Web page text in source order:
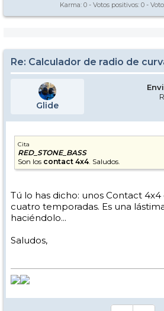
Karma: 0 - Votos positivos: 0 -
Re: Calculador de radio de
Glide
Cita
RED_STONE_BASS
Son los contact 4x4. Saludos.
Tú lo has dicho: unos Contact
cuatro temporadas. Es una
haciéndolo...
Saludos,